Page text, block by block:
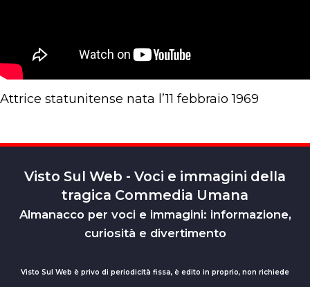
Attrice statunitense nata l’11 febbraio 1969
Visto Sul Web - Voci e immagini della
tragica Commedia Umana
Almanacco per voci e immagini: informazione,
curiosità e divertimento
Visto Sul Web è privo di periodicità fissa, è edito in proprio, non richiede